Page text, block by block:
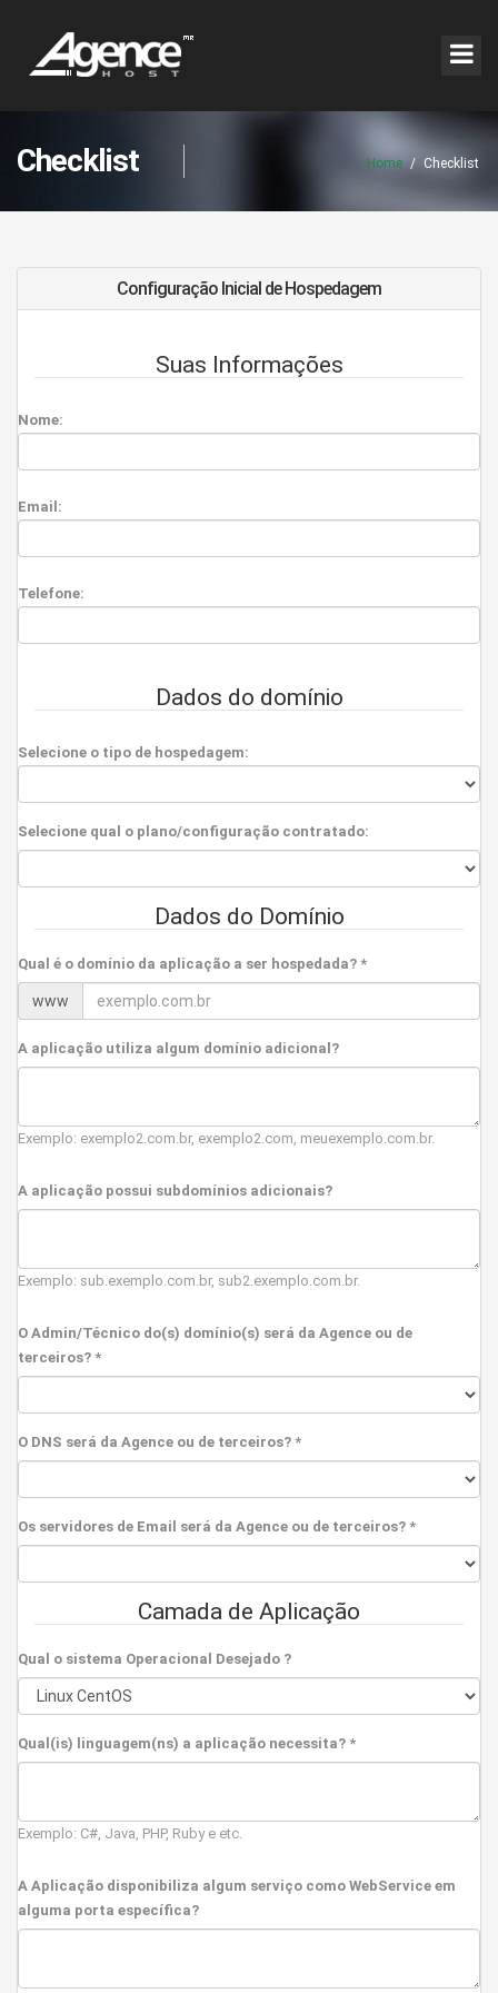
Checklist Home / Checklist
Configuração Inicial de Hospedagem
Suas Informações
Nome:
Email:
Telefone:
Dados do domínio
Selecione o tipo de hospedagem:
Selecione qual o plano/configuração contratado:
Dados do Domínio
Qual é o domínio da aplicação a ser hospedada? *
www
A aplicação utiliza algum domínio adicional?
Exemplo: exemplo2.com.br, exemplo2.com, meuexemplo.com.br.
A aplicação possui subdomínios adicionais?
Exemplo: sub.exemplo.com.br, sub2.exemplo.com.br.
O Admin/Técnico do(s) domínio(s) será da Agence ou de
terceiros? *
O DNS será da Agence ou de terceiros? *
Os servidores de Email será da Agence ou de terceiros? *
Camada de Aplicação
Qual o sistema Operacional Desejado ?
Qual(is) linguagem(ns) a aplicação necessita? *
Exemplo: C#, Java, PHP, Ruby e etc.
A Aplicação disponibiliza algum serviço como WebService em
alguma porta específica?